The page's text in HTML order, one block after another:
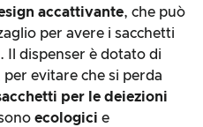
accattivante, che può
per avere i sacchetti
Il dispenser è dotato di
per evitare che si perda
per le deiezioni
ecologici e